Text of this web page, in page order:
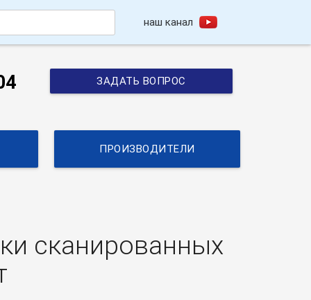
наш канал
ЗАДАТЬ ВОПРОС
ПРОИЗВОДИТЕЛИ
сканированных